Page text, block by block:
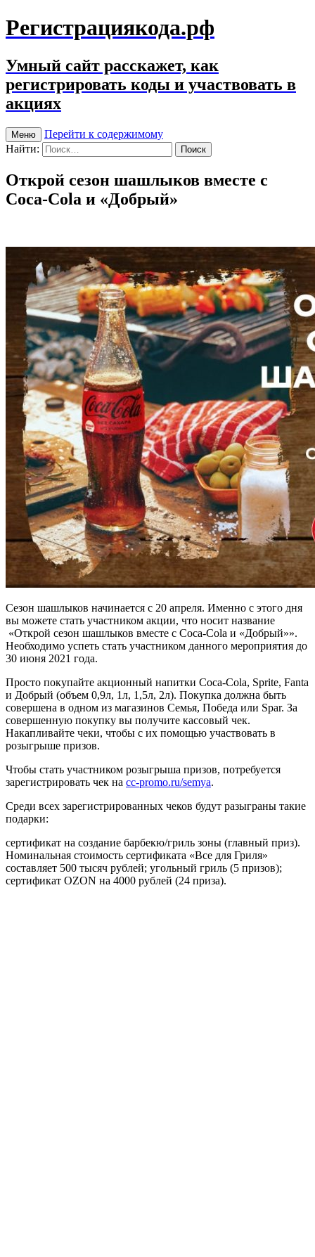
Регистрациякода.рф
Умный сайт расскажет, как
регистрировать коды и участвовать в
акциях
Меню
Перейти к содержимому
Найти:
Открой сезон шашлыков вместе с
Coca-Cola и «Добрый»
Сезон шашлыков начинается с 20 апреля. Именно с этого дня
вы можете стать участником акции, что носит название
«Открой сезон шашлыков вместе с Coca-Cola и «Добрый»».
Необходимо успеть стать участником данного мероприятия до
30 июня 2021 года.
Просто покупайте акционный напитки Coca-Cola, Sprite, Fanta
и Добрый (объем 0,9л, 1л, 1,5л, 2л). Покупка должна быть
совершена в одном из магазинов Семья, Победа или Spar. За
совершенную покупку вы получите кассовый чек.
Накапливайте чеки, чтобы с их помощью участвовать в
розыгрыше призов.
Чтобы стать участником розыгрыша призов, потребуется
зарегистрировать чек на cc-promo.ru/semya.
Среди всех зарегистрированных чеков будут разыграны такие
подарки:
сертификат на создание барбекю/гриль зоны (главный приз).
Номинальная стоимость сертификата «Все для Гриля»
составляет 500 тысяч рублей; угольный гриль (5 призов);
сертификат OZON на 4000 рублей (24 приза).